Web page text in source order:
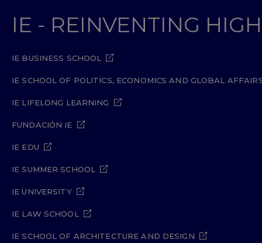
IE - REINVENTING
IE BUSINESS SCHOOL
IE SCHOOL OF POLITICS, ECONOMICS AND GLOBAL
IE LIFELONG LEARNING
FUNDACIÓN IE
IE EDU
IE SUMMER SCHOOL
IE UNIVERSITY
IE LAW SCHOOL
IE SCHOOL OF ARCHITECTURE AND DESIGN